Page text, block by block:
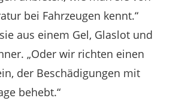
bei Fahrzeugen kennt.“
aus einem Gel, Glaslot und
„Oder wir richten einen
der Beschädigungen mit
behebt.“